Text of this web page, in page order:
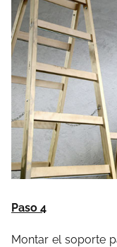
Paso 4
Montar el soporte